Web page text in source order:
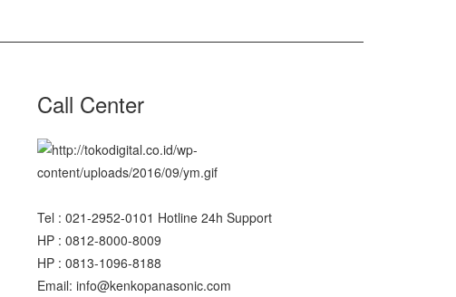
Call Center
Tel : 021-2952-0101 Hotline 24h Support
HP : 0812-8000-8009
HP : 0813-1096-8188
Email: info@kenkopanasonic.com